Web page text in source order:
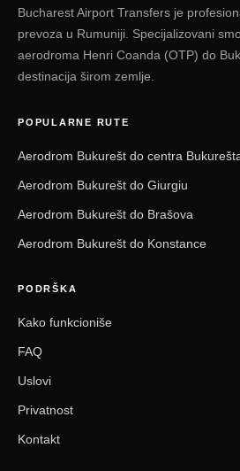
Bucharest Airport Transfers je
prevoza u Rumuniji. Specijalizovani
aerodroma Henri Coanda (OTP) do
destinacija širom zemlje.
POPULARNE RUTE
Aerodrom Bukurešt do centra
Aerodrom Bukurešt do Giurgiu
Aerodrom Bukurešt do Brašova
Aerodrom Bukurešt do Konstance
PODRŠKA
Kako funkcioniše
FAQ
Uslovi
Privatnost
Kontakt